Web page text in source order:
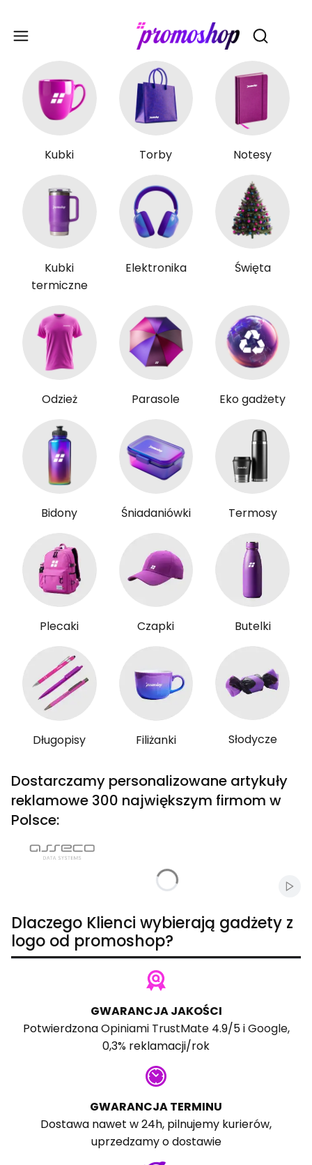
Otwórz
Kubki Torby Notesy
Kubki
termiczne
Elektronika Święta
Odzież Parasole Eko gadżety
Bidony Śniadaniówki Termosy
Plecaki Czapki Butelki
Długopisy Filiżanki Słodycze
Dostarczamy personalizowane artykuły
reklamowe 300 największym firmom w
Polsce:
Dlaczego Klienci wybierają gadżety z
logo od promoshop?
GWARANCJA JAKOŚCI
PotwierdzonaOpiniami TrustMate4.9/5 iGoogle,
0,3% reklamacji/rok
GWARANCJA TERMINU
Dostawa nawet w 24h, pilnujemy kurierów,
uprzedzamy o dostawie